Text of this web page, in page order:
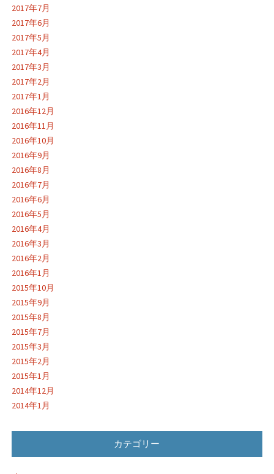
2017年7月
2017年6月
2017年5月
2017年4月
2017年3月
2017年2月
2017年1月
2016年12月
2016年11月
2016年10月
2016年9月
2016年8月
2016年7月
2016年6月
2016年5月
2016年4月
2016年3月
2016年2月
2016年1月
2015年10月
2015年9月
2015年8月
2015年7月
2015年3月
2015年2月
2015年1月
2014年12月
2014年1月
カテゴリー